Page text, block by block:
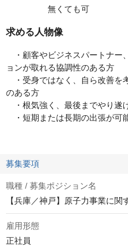
無くても可
求める人物像
・顧客やビジネスパートナー
ョンが取れる協調性のある方
・受身ではなく、自ら改善を
のある方
・根気強く、最後までやり遂
・短期または長期の出張が可
募集要項
職種 / 募集ポジション名
【兵庫／神戸】原子力事業に関
雇用形態
正社員